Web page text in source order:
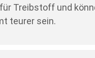
Treibstoff und
teurer sein.